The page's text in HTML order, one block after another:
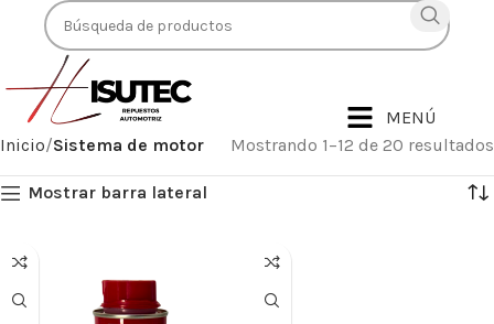
MENÚ
Inicio Sistema de motor Mostrando 1–12 de 20 resultados
Mostrar barra lateral